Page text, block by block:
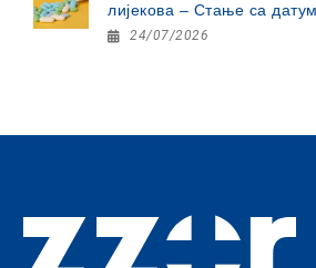
лијекова – Стање са
24/07/2026